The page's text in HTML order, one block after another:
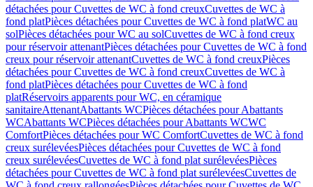
détachées pour Cuvettes de WC à fond creuxCuvettes de WC à
fond platPièces détachées pour Cuvettes de WC à fond platWC au
solPièces détachées pour WC au solCuvettes de WC à fond creux
pour réservoir attenantPièces détachées pour Cuvettes de WC à fond
creux pour réservoir attenantCuvettes de WC à fond creuxPièces
détachées pour Cuvettes de WC à fond creuxCuvettes de WC à
fond platPièces détachées pour Cuvettes de WC à fond
platRéservoirs apparents pour WC, en céramique
sanitaireAttenantAbattants WCPièces détachées pour Abattants
WCAbattants WCPièces détachées pour Abattants WCWC
ComfortPièces détachées pour WC ComfortCuvettes de WC à fond
creux surélevéesPièces détachées pour Cuvettes de WC à fond
creux surélevéesCuvettes de WC à fond plat surélevéesPièces
détachées pour Cuvettes de WC à fond plat surélevéesCuvettes de